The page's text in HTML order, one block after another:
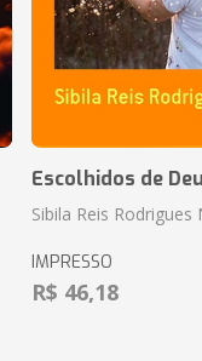
Escolhidos de
Sibila Reis
IMPRESSO
R$ 46,18